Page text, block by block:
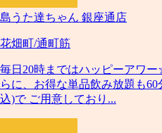
島うた達ちゃん 銀座通店
花畑町/通町筋
毎日20時まではハッピーアワ
らに、お得な単品飲み放題も60
込)で ご用意しており...